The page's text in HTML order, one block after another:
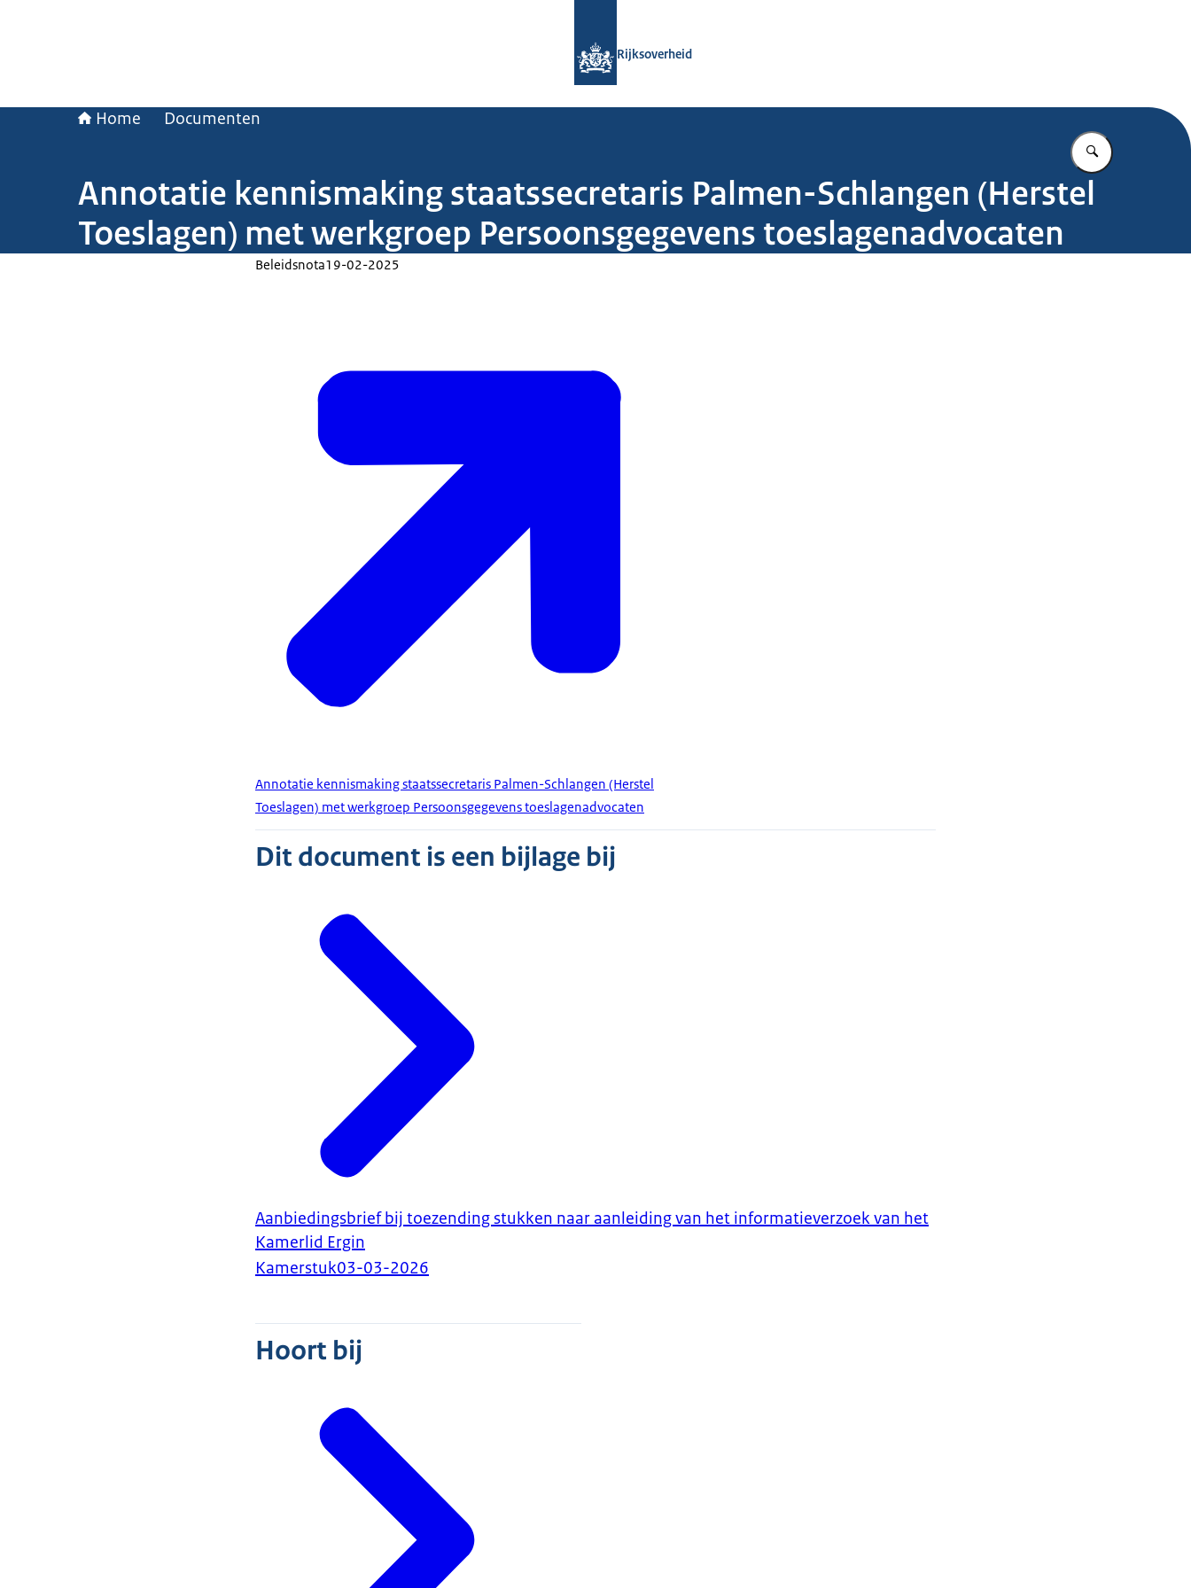
Rijksoverheid
Home Documenten
Vul in wat u
Annotatie kennismaking staatssecretaris Palmen-Schlangen (Herstel
Toeslagen) met werkgroep Persoonsgegevens toeslagenadvocaten
Beleidsnota19-02-2025
Annotatie kennismaking staatssecretaris Palmen-Schlangen (Herstel
Toeslagen) met werkgroep Persoonsgegevens toeslagenadvocaten
Dit document is een bijlage bij
Aanbiedingsbrief bij toezending stukken naar aanleiding van het informatieverzoek van het
Kamerlid Ergin
Kamerstuk03-03-2026
Hoort bij